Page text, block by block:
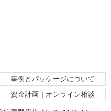
事例とパッケージについて
資金計画｜オンライン相談